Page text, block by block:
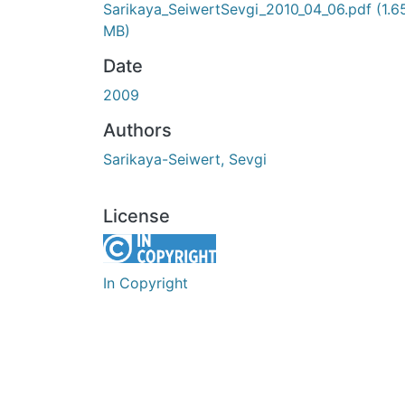
Sarikaya_SeiwertSevgi_2010_04_06.pdf
MB)
Date
2009
Authors
Sarikaya-Seiwert, Sevgi
License
In Copyright